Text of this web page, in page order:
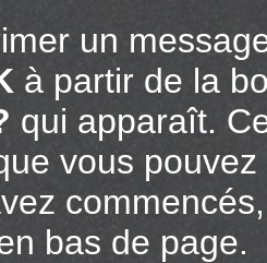
un
à partir de la
qui apparaît.
vous
bas de page.